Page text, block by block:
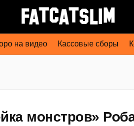
на видео Кассовые сборы
монстров»